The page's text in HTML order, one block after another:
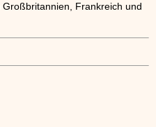
Frankreich und